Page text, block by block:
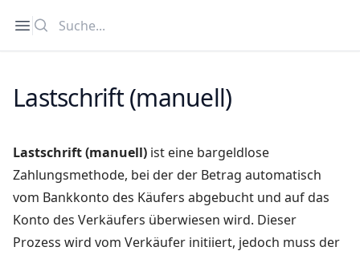
Open sidebar
Lastschrift (manuell)
Lastschrift (manuell) ist eine bargeldlose
Zahlungsmethode, bei der der Betrag automatisch
vom Bankkonto des Käufers abgebucht und auf das
Konto des Verkäufers überwiesen wird. Dieser
Prozess wird vom Verkäufer initiiert, jedoch muss der